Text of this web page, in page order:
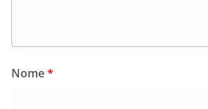
Nome*